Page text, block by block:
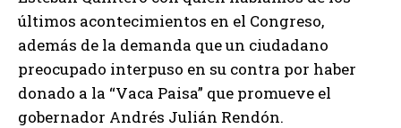
últimos acontecimientos en el Congreso,
además de la demanda que un ciudadano
preocupado interpuso en su contra por haber
donado a la “Vaca Paisa” que promueve el
gobernador Andrés Julián Rendón.